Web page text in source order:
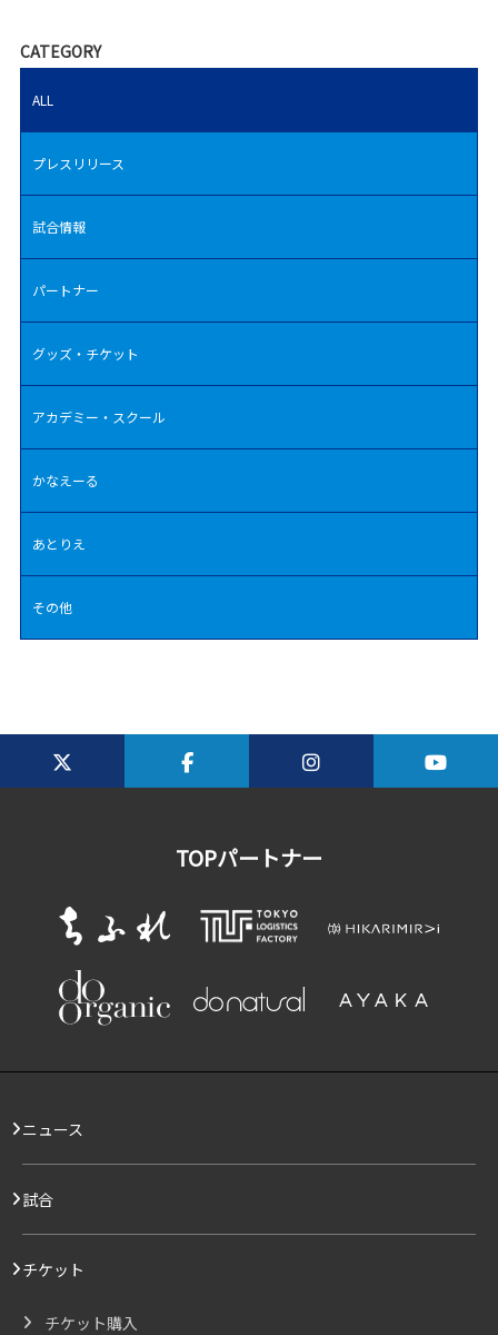
CATEGORY
ALL
プレスリリース
試合情報
パートナー
グッズ・チケット
アカデミー・スクール
かなえーる
あとりえ
その他
TOPパートナー
ニュース
試合
チケット
チケット購入